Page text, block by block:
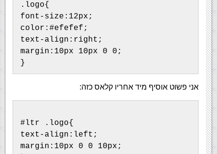
.logo{
font-size:12px;
color:#efefef;
text-align:right;
margin:10px 10px 0 0;
}
אני פשוט אוסיף מיד אחריו קלאס כזה:
#ltr .logo{
text-align:left;
margin:10px 0 0 10px;